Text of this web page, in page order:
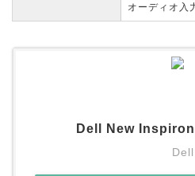
オーディオ入
Dell New
Dell